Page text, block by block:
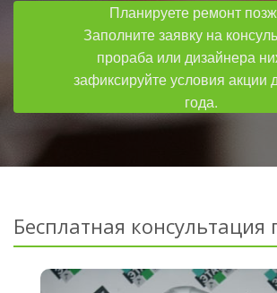
Планируете ремонт
Заполните заявку на
прораба или дизайнера
зафиксируйте условия акции
года.
Бесплатная консультация